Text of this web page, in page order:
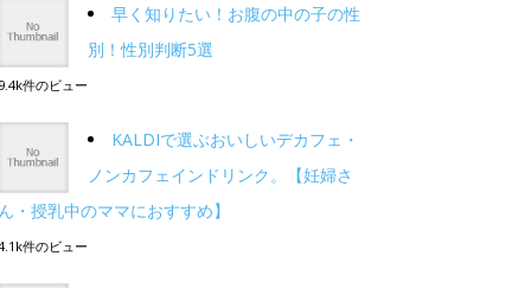
早く知りたい！お腹の中の子の性
別！性別判断5選
9.4k件のビュー
KALDIで選ぶおいしいデカフェ・
ノンカフェインドリンク。【妊婦さ
ん・授乳中のママにおすすめ】
件のビュー